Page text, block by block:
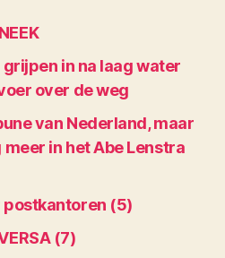
in na laag water
over de weg
van Nederland, maar
in het Abe Lenstra
(5)
(7)